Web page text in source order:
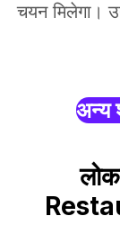
चयन मिलेगा।
अन्य